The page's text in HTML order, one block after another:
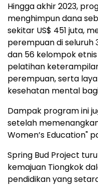
Hingga akhir 2023,
menghimpun dana
sekitar US$ 451 juta,
perempuan di seluruh
dan 56 kelompok
pelatihan
perempuan, serta
kesehatan mental
Dampak program ini
setelah memenangkan
Women’s Education"
Spring Bud Project
kemajuan Tiongkok
pendidikan yang